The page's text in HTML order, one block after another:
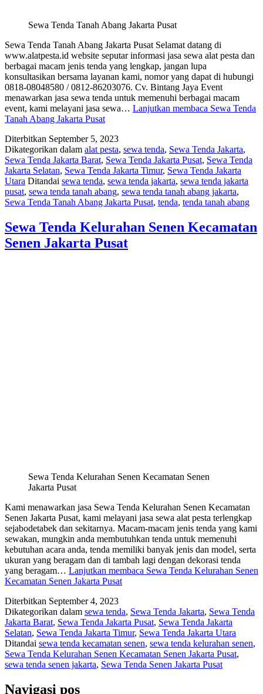
Sewa Tenda Tanah Abang Jakarta Pusat
Sewa Tenda Tanah Abang Jakarta Pusat Selamat datang di
www.alatpesta.id website seputar informasi jasa sewa alat pesta dan
berbagai macam jenis tenda yang lengkap, jangan lupa
konsultasikan bersama layanan kami, nomor yang dapat di hubungi
0818-08048580 / 0812-86203076. Cv. Bintang Jaya Event
menawarkan jasa sewa tenda untuk memenuhi berbagai macam
event, kami melayani jasa sewa… Lanjutkan membaca Sewa Tenda
Tanah Abang Jakarta Pusat
Diterbitkan September 5, 2023
Dikategorikan dalam alat pesta, sewa tenda, Sewa Tenda Jakarta,
Sewa Tenda Jakarta Barat, Sewa Tenda Jakarta Pusat, Sewa Tenda
Jakarta Selatan, Sewa Tenda Jakarta Timur, Sewa Tenda Jakarta
Utara Ditandai sewa tenda, sewa tenda jakarta, sewa tenda jakarta
pusat, sewa tenda tanah abang, sewa tenda tanah abang jakarta,
Sewa Tenda Tanah Abang Jakarta Pusat, tenda, tenda tanah abang
Sewa Tenda Kelurahan Senen Kecamatan
Senen Jakarta Pusat
Sewa Tenda Kelurahan Senen Kecamatan Senen
Jakarta Pusat
Kami menawarkan jasa Sewa Tenda Kelurahan Senen Kecamatan
Senen Jakarta Pusat, kami melayani jasa sewa alat pesta terlengkap
sejabodetabek dan sekitarnya. Macam-macam jenis tenda yang kami
sewakan, mungkin anda membutuhkan tenda untuk memenuhi
kebutuhan acara anda, tenda memiliki banyak jenis dan model, serta
ukuran yang beragam dan di tambah lagi dengan dekorasi tenda
yang beragam… Lanjutkan membaca Sewa Tenda Kelurahan Senen
Kecamatan Senen Jakarta Pusat
Diterbitkan September 4, 2023
Dikategorikan dalam sewa tenda, Sewa Tenda Jakarta, Sewa Tenda
Jakarta Barat, Sewa Tenda Jakarta Pusat, Sewa Tenda Jakarta
Selatan, Sewa Tenda Jakarta Timur, Sewa Tenda Jakarta Utara
Ditandai sewa tenda kecamatan senen, sewa tenda kelurahan senen,
Sewa Tenda Kelurahan Senen Kecamatan Senen Jakarta Pusat,
sewa tenda senen jakarta, Sewa Tenda Senen Jakarta Pusat
Navigasi pos